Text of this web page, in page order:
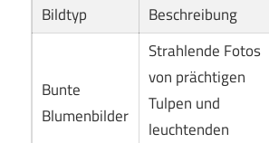
Bildtyp Beschreibung
Bunte
Blumenbilder
Strahlende Fotos
von prächtigen
Tulpen und
leuchtenden